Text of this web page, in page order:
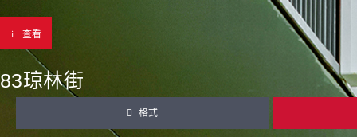
查看
83琼林街
格式